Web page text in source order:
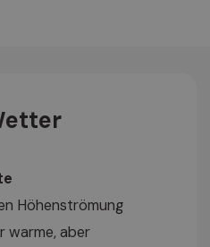
Höhenströmung
warme, aber